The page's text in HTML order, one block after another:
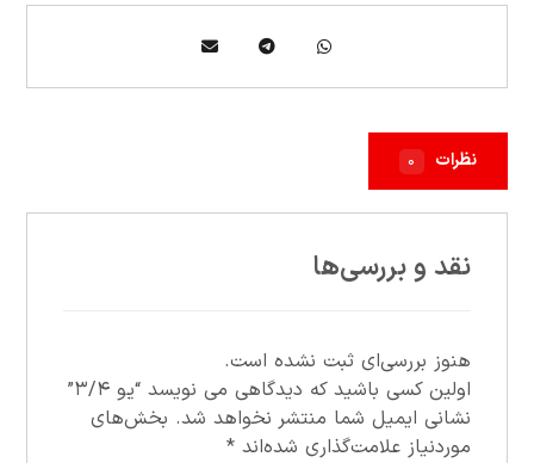
نظرات ۰
نقد و بررسی‌ها
هنوز بررسی‌ای ثبت نشده است.
اولین کسی باشید که دیدگاهی می نویسد “يو ۳/۴”
نشانی ایمیل شما منتشر نخواهد شد. بخش‌های
موردنیاز علامت‌گذاری شده‌اند*